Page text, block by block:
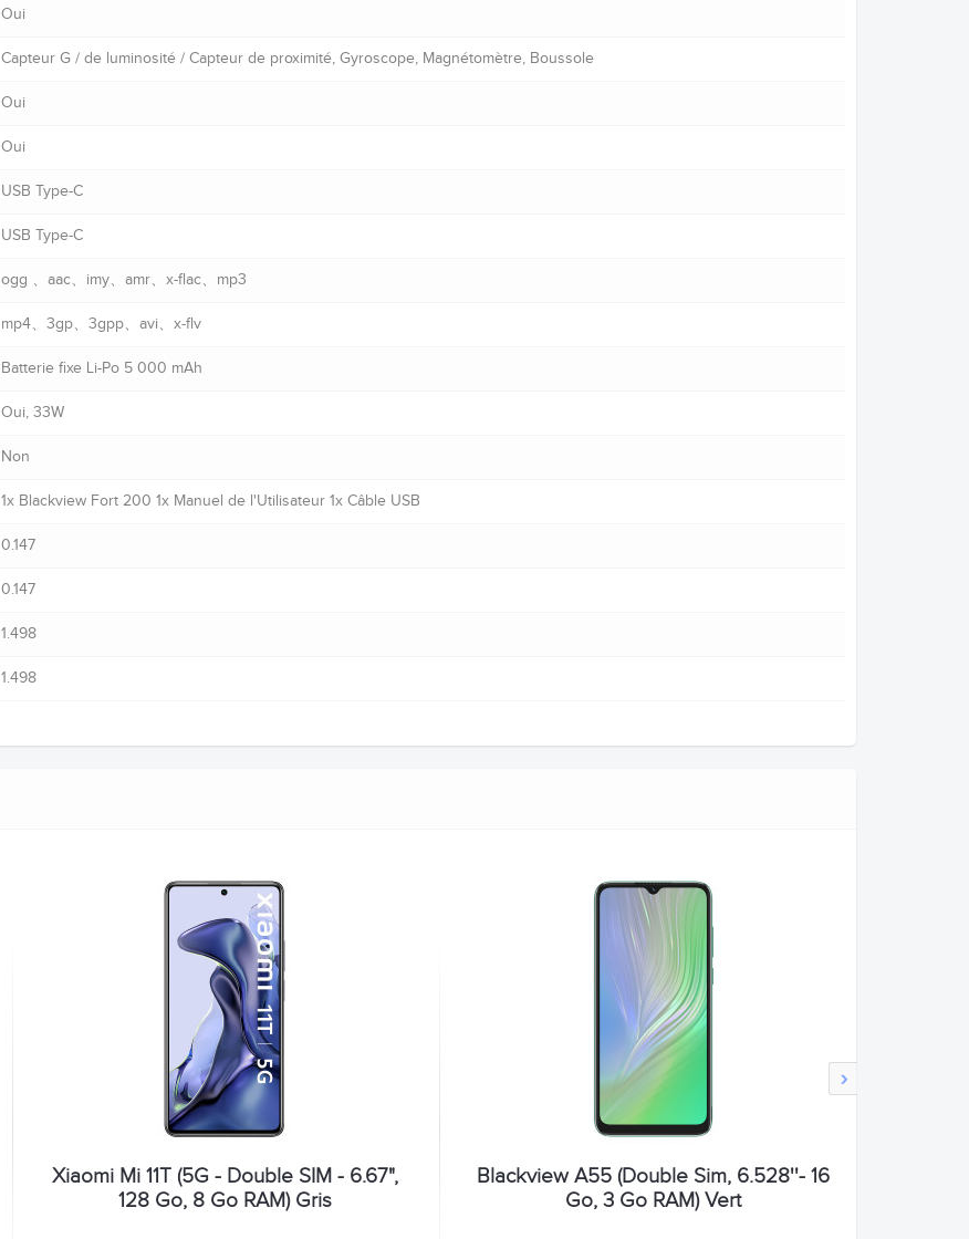
Oui
Capteur G / de luminosité / Capteur de proximité, Gyroscope, Magnétomètre, Boussole
Oui
Oui
USB Type-C
USB Type-C
ogg 、aac、imy、amr、x-flac、mp3
mp4、3gp、3gpp、avi、x-flv
Batterie fixe Li-Po 5 000 mAh
Oui, 33W
Non
1x Blackview Fort 200 1x Manuel de l'Utilisateur 1x Câble USB
0.147
0.147
1.498
1.498
›
Xiaomi Mi 11T (5G - Double SIM - 6.67",
128 Go, 8 Go RAM) Gris
Blackview A55 (Double Sim, 6.528''- 16
Go, 3 Go RAM) Vert